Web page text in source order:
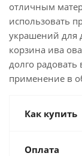
отличным
использовать
украшений для
корзина ива
долго радовать
применение в
Как купить
Оплата